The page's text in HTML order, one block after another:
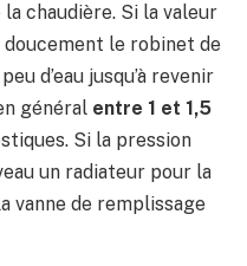
chaudière. Si la valeur
doucement le robinet de
d’eau jusqu’à revenir
général entre 1 et 1,5
Si la pression
un radiateur pour la
vanne de remplissage